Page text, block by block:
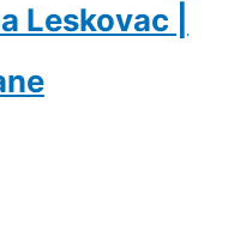
Leskovac |